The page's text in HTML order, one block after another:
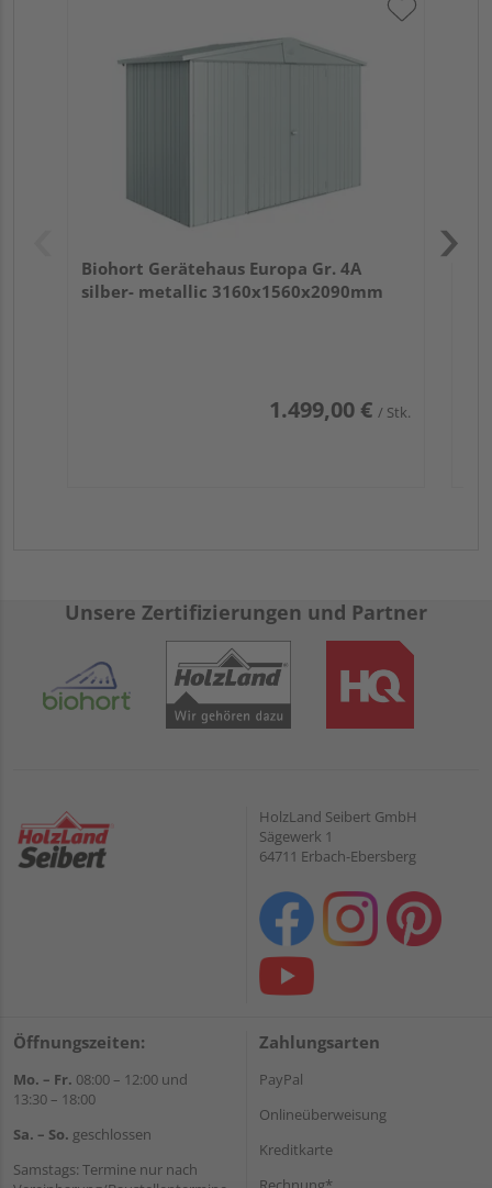
Biohort Gerätehaus Europa Gr. 4A
silber- metallic 3160x1560x2090mm
1.499,00 € / Stk.
Unsere Zertifizierungen und Partner
HolzLand Seibert GmbH
Sägewerk 1
64711 Erbach-Ebersberg
Öffnungszeiten:
Mo. – Fr. 08:00 – 12:00 und
13:30 – 18:00
Sa. – So. geschlossen
Samstags: Termine nur nach
Zahlungsarten
PayPal
Onlineüberweisung
Kreditkarte